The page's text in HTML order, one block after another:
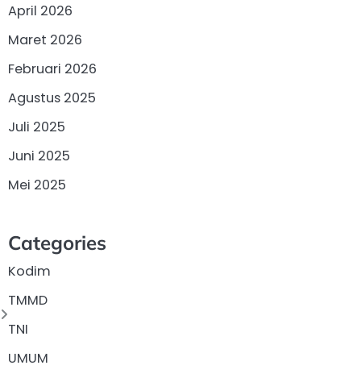
April 2026
Maret 2026
Februari 2026
Agustus 2025
Juli 2025
Juni 2025
Mei 2025
Categories
Kodim
TMMD
TNI
UMUM